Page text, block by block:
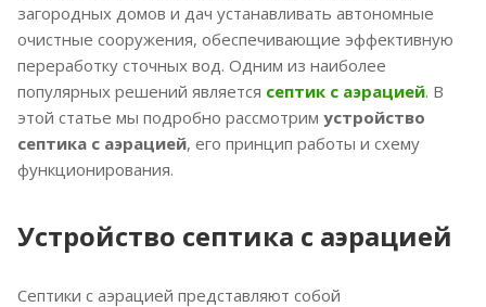
загородных домов и дач устанавливать автономные
очистные сооружения, обеспечивающие эффективную
переработку сточных вод. Одним из наиболее
популярных решений является септик с аэрацией. В
этой статье мы подробно рассмотрим устройство
септика с аэрацией, его принцип работы и схему
функционирования.
Устройство септика с аэрацией
Септики с аэрацией представляют собой